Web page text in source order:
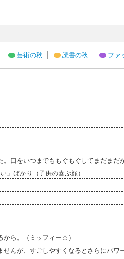
芸術の秋 読書の秋 ファ
口をいつまでももぐもぐしてまだまだ
」ばかり（子供の喜ぶ顔）
から。（ミッフィー☆）
んが、すごしやすくなるとさらにパワ